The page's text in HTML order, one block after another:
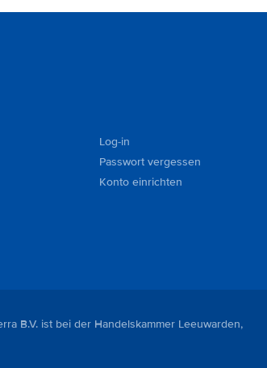
Log-in
Passwort vergessen
Konto einrichten
B.V. ist bei der Handelskammer Leeuwarden,